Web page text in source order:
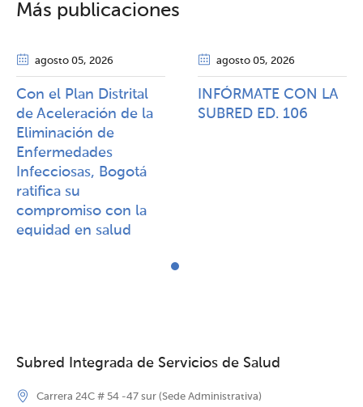
Más publicaciones
agosto 05, 2026
Con el Plan Distrital
de Aceleración de la
Eliminación de
Enfermedades
Infecciosas, Bogotá
ratifica su
compromiso con la
equidad en salud
agosto 05, 2026
INFÓRMATE CON LA
SUBRED ED. 106
Subred Integrada de Servicios de Salud
Carrera 24C # 54 -47 sur (Sede Administrativa)